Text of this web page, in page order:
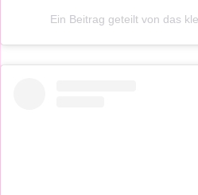
Ein Beitrag geteilt von das